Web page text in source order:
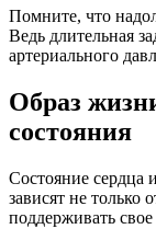
Помните, что
Ведь длительная
артериального
Образ
состояния
Состояние сердца
зависят не только
поддерживать